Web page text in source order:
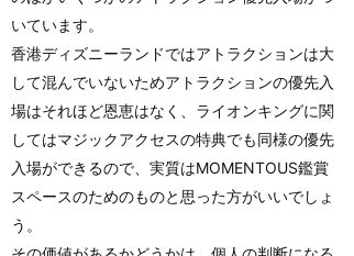
いています。
香港ディズニーランドではアトラクションは大
して混んでいないためアトラクションの優先入
場はそれほど恩恵はなく、ライオンキングに関
してはマジックアクセスの特典でも同様の優先
入場ができるので、実質はMOMENTOUS鑑賞
スペースのためのものと思った方がいいでしょ
う。